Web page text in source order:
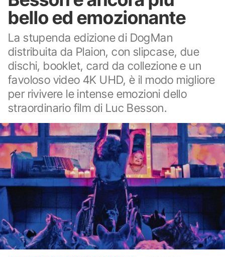
bello ed emozionante
La stupenda edizione di DogMan
distribuita da Plaion, con slipcase, due
dischi, booklet, card da collezione e un
favoloso video 4K UHD, è il modo migliore
per rivivere le intense emozioni dello
straordinario film di Luc Besson.